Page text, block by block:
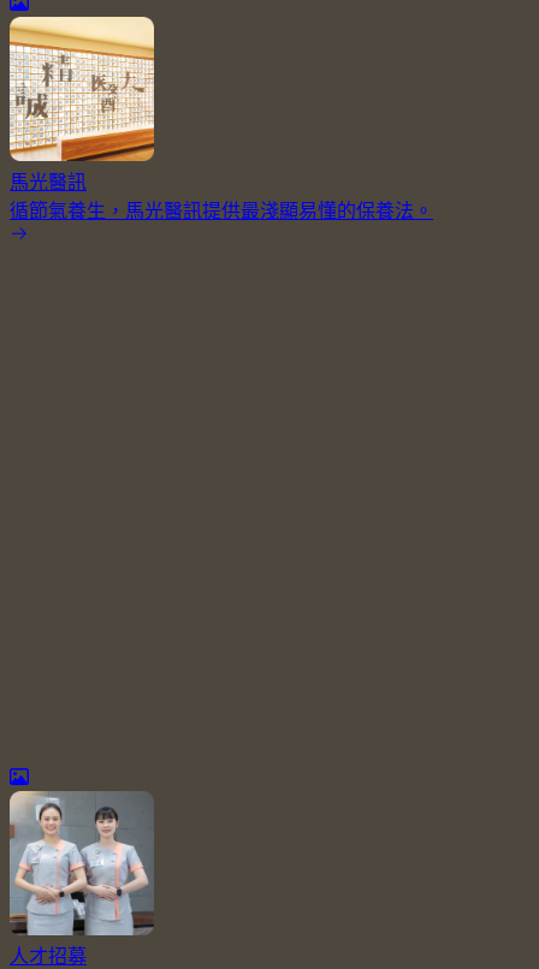
馬光醫訊
循節氣養生，馬光醫訊提供最淺顯易懂的保養法。
人才招募